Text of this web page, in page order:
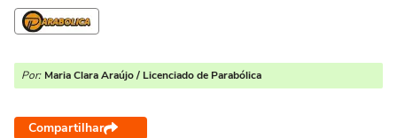
Por: Maria Clara Araújo / Licenciado de Parabólica
Compartilhar